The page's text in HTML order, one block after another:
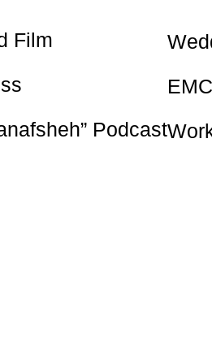
Film
Podcast